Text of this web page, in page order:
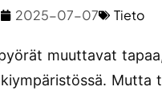
2025-07-07 Tieto
muuttavat
Mutta